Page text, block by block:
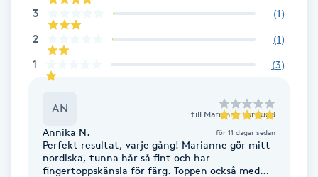
Enzympeeling
Extensions
Extensions borttagning
Eyeliner-tatuering
3 (1)
2 (1)
1 (3)
AN till Marianne Forslund
Annika N. för 11 dagar sedan
Perfekt resultat, varje gång! Marianne gör mitt
nordiska, tunna hår så fint och har
fingertoppskänsla för färg. Toppen också med